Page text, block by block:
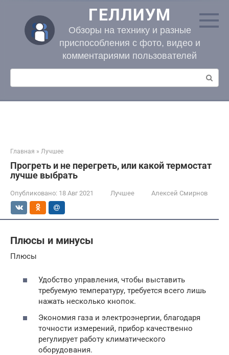
контенту
ГЕЛЛИУМ
Обзоры на технику и разные
приспособления с фото, видео и
комментариями пользователей
Поиск:
Главная » Лучшее
Прогреть и не перегреть, или какой термостат
лучше выбрать
Опубликовано: 18 Авг 2021 Лучшее Алексей Смирнов
Плюсы и минусы
Плюсы
Удобство управления, чтобы выставить
требуемую температуру, требуется всего лишь
нажать несколько кнопок.
Экономия газа и электроэнергии, благодаря
точности измерений, прибор качественно
регулирует работу климатического
оборудования.